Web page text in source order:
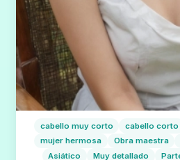
cabello muy corto cabello corto
mujer hermosa
Obra maestra
Asiático
Muy detallado